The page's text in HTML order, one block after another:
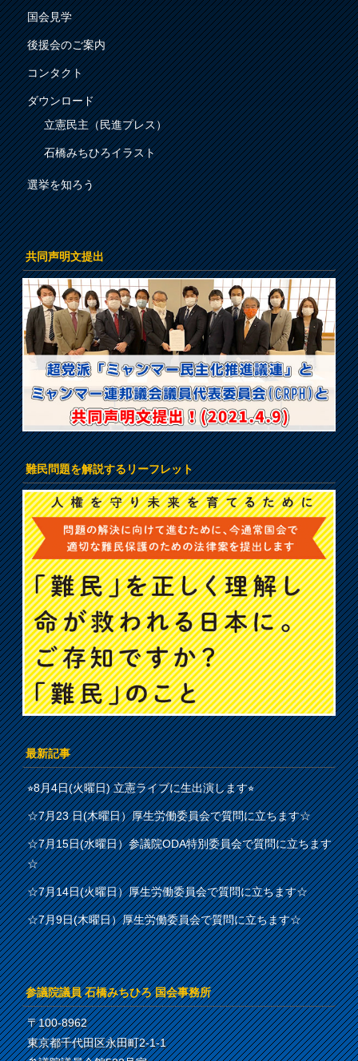
国会見学
後援会のご案内
コンタクト
ダウンロード
立憲民主（民進プレス）
石橋みちひろイラスト
選挙を知ろう
共同声明文提出
難民問題を解説するリーフレット
最新記事
⭐︎8月4日(火曜日) 立憲ライブに生出演します⭐︎
☆7月23 日(木曜日）厚生労働委員会で質問に立ちます☆
☆7月15日(水曜日）参議院ODA特別委員会で質問に立ちます
☆
☆7月14日(火曜日）厚生労働委員会で質問に立ちます☆
☆7月9日(木曜日）厚生労働委員会で質問に立ちます☆
参議院議員 石橋みちひろ 国会事務所
〒100-8962
東京都千代田区永田町2-1-1